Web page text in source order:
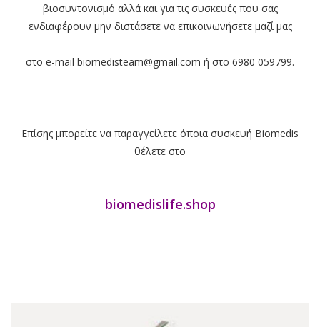
βιοσυντονισμό αλλά και για τις συσκευές που σας
ενδιαφέρουν μην διστάσετε να επικοινωνήσετε μαζί μας
στο e-mail biomedisteam@gmail.com ή στο 6980 059799.
Επίσης μπορείτε να παραγγείλετε όποια συσκευή Biomedis
θέλετε στο
biomedislife.shop